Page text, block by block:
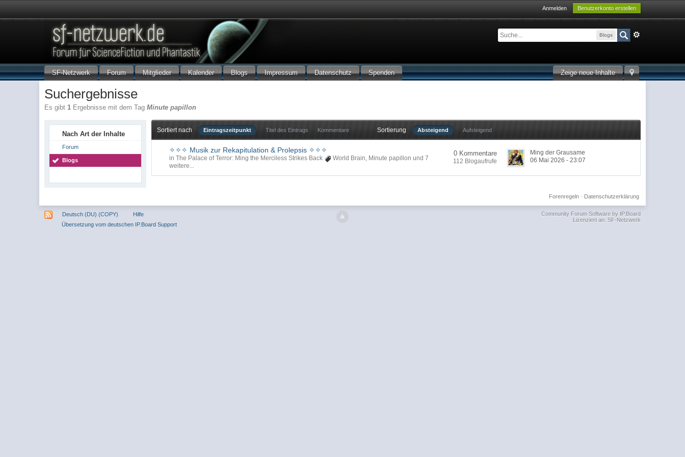
Anmelden Benutzerkonto erstellen
Blogs
Zeige neue Inhalte
SF-Netzwerk Forum Mitglieder Kalender Blogs Impressum Datenschutz Spenden
Suchergebnisse
Es gibt1 Ergebnisse mit dem TagMinute papillon
Nach Art der Inhalte
Forum
Blogs
Sortiert nach Eintragszeitpunkt Titel des Eintrags Kommentare Sortierung Absteigend Aufsteigend
✧✧✧ Musik zur Rekapitulation & Prolepsis ✧✧✧
inThe Palace of Terror: Ming the Merciless Strikes Back World Brain, Minute papillon und 7
weitere...
0 Kommentare
112 Blogaufrufe
Ming der Grausame
06 Mai 2026 - 23:07
Datenschutzerklärung
Forenregeln·
Deutsch (DU) (COPY)
Hilfe
Übersetzung vom deutschen IP.Board Support
Community Forum Software by IP.Board
Lizenziert an: SF-Netzwerk